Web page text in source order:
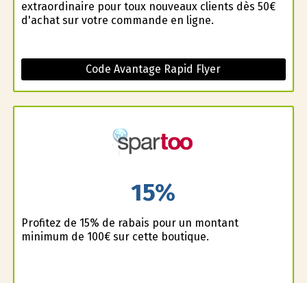
extraordinaire pour toux nouveaux clients dès 50€
d'achat sur votre commande en ligne.
Code Avantage Rapid Flyer
15%
Profitez de 15% de rabais pour un montant
minimum de 100€ sur cette boutique.